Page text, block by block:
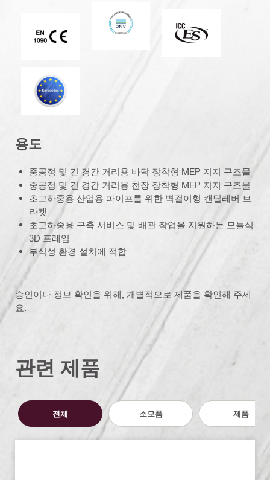
CE EN 1090 마크
DNV
유로코드
용도
중공정 및 긴 경간 거리용 바닥 장착형 MEP 지지 구조물
중공정 및 긴 경간 거리용 천장 장착형 MEP 지지 구조물
초고하중용 산업용 파이프를 위한 벽걸이형 캔틸레버 브
라켓
초고하중용 구축 서비스 및 배관 작업을 지원하는 모듈식
3D 프레임
부식성 환경 설치에 적합
승인이나 정보 확인을 위해, 개별적으로 제품을 확인해 주세
요.
관련 제품
전체 소모품 제품